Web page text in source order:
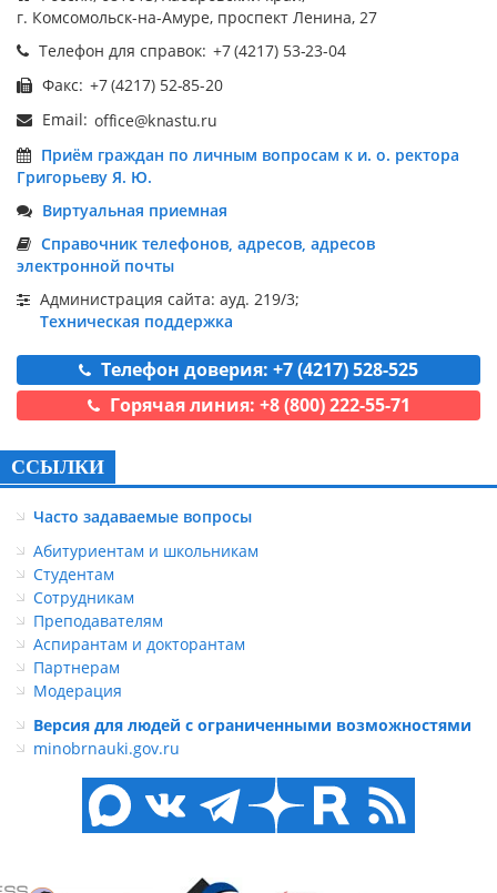
г. Комсомольск-на-Амуре, проспект Ленина, 27
Телефон для справок:
Факс:
Email:
Приём граждан по личным вопросам к и. о. ректора
Григорьеву Я. Ю.
Виртуальная приемная
Справочник телефонов, адресов, адресов
электронной почты
Администрация сайта: ауд. 219/3;
Техническая поддержка
Телефон доверия: +7 (4217) 528-525
Горячая линия: +8 (800) 222-55-71
ССЫЛКИ
Часто задаваемые вопросы
Абитуриентам и школьникам
Студентам
Сотрудникам
Преподавателям
Аспирантам и докторантам
Партнерам
Модерация
Версия для людей с ограниченными возможностями
minobrnauki.gov.ru